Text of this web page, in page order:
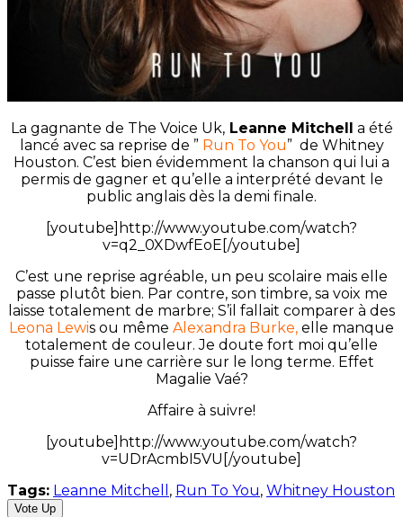
La gagnante de The Voice Uk,Leanne Mitchell a été
lancé avec sa reprise de ” Run To You” de Whitney
Houston. C’est bien évidemment la chanson qui lui a
permis de gagner et qu’elle a interprété devant le
public anglais dès la demi finale.
[youtube]http://www.youtube.com/watch?
v=q2_0XDwfEoE[/youtube]
C’est une reprise agréable, un peu scolaire mais elle
passe plutôt bien. Par contre, son timbre, sa voix me
laisse totalement de marbre; S’il fallait comparer à des
Leona Lewis ou même Alexandra Burke, elle manque
totalement de couleur. Je doute fort moi qu’elle
puisse faire une carrière sur le long terme. Effet
Magalie Vaé?
Affaire à suivre!
[youtube]http://www.youtube.com/watch?
v=UDrAcmbI5VU[/youtube]
Tags: Leanne Mitchell , Run To You, Whitney Houston
Vote Up